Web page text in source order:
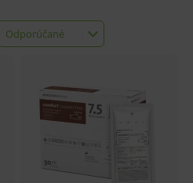
Odporúčané
Odporúčané
Najdrahšie
Najnovšie